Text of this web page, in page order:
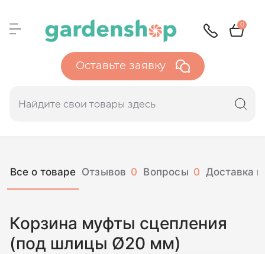
0
Оставьте заявку
Все о товаре Отзывов 0 Вопросы 0 Доставка и
Корзина муфты сцепления
(под шлицы Ø20 мм)